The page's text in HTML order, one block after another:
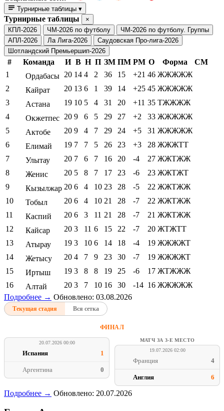
Турнирные таблицы ▾
Турнирные таблицы
×
КПЛ-2026
ЧМ-2026 по футболу
ЧМ-2026 по футболу. Группы
АПЛ-2026
Ла Лига-2026
Саудовская Про-лига-2026
Шотландский Премьершип-2026
# Команда И В Н П ЗМ ПМ РМ О Форма
СМ
1
Ордабасы 20 14 4 2 36 15 +21 46 ЖЖЖЖЖ
2
Кайрат 20 13 6 1 39 14 +25 45 ЖЖЖЖЖ
3
Астана 19 10 5 4 31 20 +11 35 ТЖЖЖЖ
4
Окжетпес 20 9 6 5 29 27 +2 33 ЖЖЖЖЖ
5
Актобе 20 9 4 7 29 24 +5 31 ЖЖЖЖЖ
6
Елимай 19 7 7 5 26 23 +3 28 ЖЖЖТТ
7
Улытау 20 7 6 7 16 20 -4 27 ЖЖТЖЖ
8
Женис 20 5 8 7 17 23 -6 23 ЖЖТЖТ
9
Кызылжар 20 6 4 10 23 28 -5 22 ЖЖТЖЖ
10
Тобыл 20 6 4 10 21 28 -7 22 ЖЖТЖЖ
11
Каспий 20 6 3 11 21 28 -7 21 ЖЖТЖЖ
12
Кайсар 20 3 11 6 15 22 -7 20 ЖТЖТТ
13
Атырау 19 3 10 6 14 18 -4 19 ЖЖЖЖТ
14
Жетысу 20 4 7 9 23 30 -7 19 ЖЖЖЖТ
15
Иртыш 19 3 8 8 19 25 -6 17 ЖТЖЖЖ
16
Алтай 20 3 7 10 16 30 -14 16 ЖЖЖЖЖ
Подробнее → Обновлено: 03.08.2026
Текущая стадия Вся сетка
ФИНАЛ
20.07.2026 00:00
Испания 1
Аргентина 0
МАТЧ ЗА 3-Е МЕСТО
19.07.2026 02:00
Франция 4
Англия 6
Подробнее → Обновлено: 20.07.2026